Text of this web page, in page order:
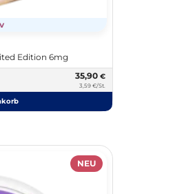
Edition 6mg
35,90 €
3,59 €/St.
NEU